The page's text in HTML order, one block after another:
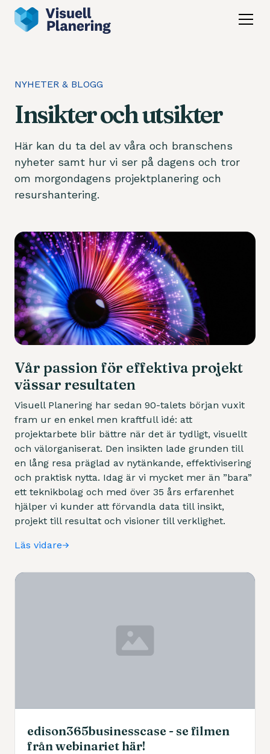
NYHETER & BLOGG
Insikter och utsikter
Här kan du ta del av våra och branschens
nyheter samt hur vi ser på dagens och tror
om morgondagens projektplanering och
resurshantering.
Vår passion för effektiva projekt
vässar resultaten
Visuell Planering har sedan 90-talets början vuxit
fram ur en enkel men kraftfull idé: att
projektarbete blir bättre när det är tydligt, visuellt
och välorganiserat. Den insikten lade grunden till
en lång resa präglad av nytänkande, effektivisering
och praktisk nytta. Idag är vi mycket mer än ”bara”
ett teknikbolag och med över 35 års erfarenhet
hjälper vi kunder att förvandla data till insikt,
projekt till resultat och visioner till verklighet.
Läs vidare
edison365businesscase - se filmen
från webinariet här!